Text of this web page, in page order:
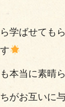
学ばせても
本当に素晴
がお互いに